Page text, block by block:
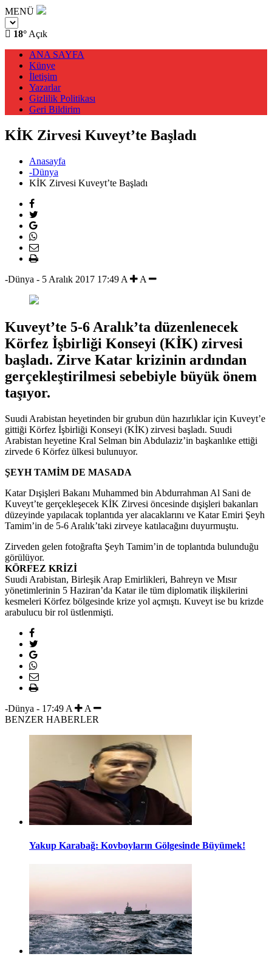
MENÜ
18° Açık
ANA SAYFA
Künye
İletişim
Yazarlar
Gizlilik Politikası
Geri Bildirim
KİK Zirvesi Kuveyt’te Başladı
Anasayfa
-Dünya
KİK Zirvesi Kuveyt’te Başladı
-Dünya - 5 Aralık 2017 17:49 A A
Kuveyt’te 5-6 Aralık’ta düzenlenecek
Körfez İşbirliği Konseyi (KİK) zirvesi
başladı. Zirve Katar krizinin ardından
gerçekleştirilmesi sebebiyle büyük önem
taşıyor.
Suudi Arabistan heyetinden bir grubun dün hazırlıklar için Kuveyt’e
gittiği Körfez İşbirliği Konseyi (KİK) zirvesi başladı. Suudi
Arabistan heyetine Kral Selman bin Abdulaziz’in başkanlıke ettiği
zirvede 6 Körfez ülkesi bulunuyor.
ŞEYH TAMİM DE MASADA
Katar Dışişleri Bakanı Muhammed bin Abdurrahman Al Sani de
Kuveyt’te gerçekleşecek KİK Zirvesi öncesinde dışişleri bakanları
düzeyinde yapılacak toplantıda yer alacaklarını ve Katar Emiri Şeyh
Tamim’in de 5-6 Aralık’taki zirveye katılacağını duyurmuştu.
Zirveden gelen fotoğrafta Şeyh Tamim’in de toplantıda bulunduğu
görülüyor.
KÖRFEZ KRİZİ
Suudi Arabistan, Birleşik Arap Emirlikleri, Bahreyn ve Mısır
yönetimlerinin 5 Haziran’da Katar ile tüm diplomatik ilişkilerini
kesmeleri Körfez bölgesinde krize yol açmıştı. Kuveyt ise bu krizde
arabulucu bir rol üstlenmişti.
-Dünya - 17:49 A
A
BENZER HABERLER
Yakup Karabağ: Kovboyların Gölgesinde Büyümek!